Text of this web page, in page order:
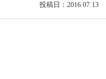
投稿日：2016.07.13